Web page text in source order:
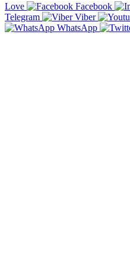
Love
Facebook
Telegram
Viber
WhatsApp